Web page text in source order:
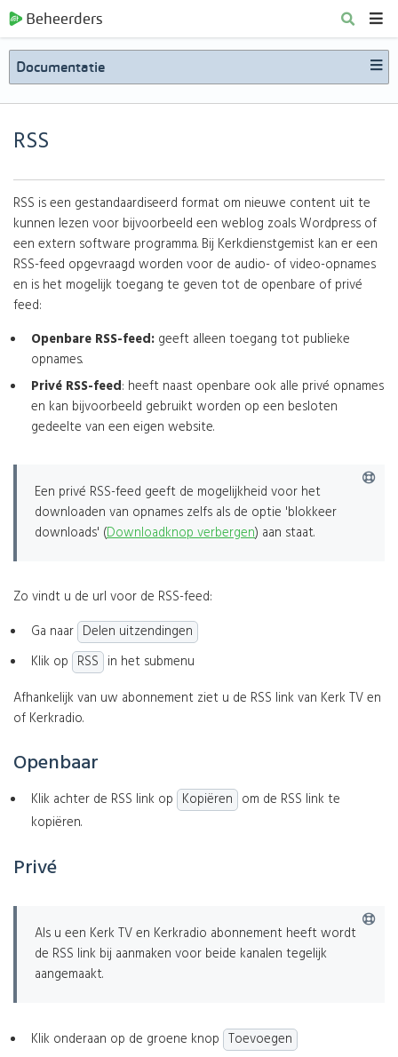
Beheerders
Documentatie
RSS
RSS is een gestandaardiseerd format om nieuwe content uit te
kunnen lezen voor bijvoorbeeld een weblog zoals Wordpress of
een extern software programma. Bij Kerkdienstgemist kan er een
RSS-feed opgevraagd worden voor de audio- of video-opnames
en is het mogelijk toegang te geven tot de openbare of privé
feed:
Openbare RSS-feed: geeft alleen toegang tot publieke
opnames.
Privé RSS-feed: heeft naast openbare ook alle privé opnames
en kan bijvoorbeeld gebruikt worden op een besloten
gedeelte van een eigen website.
Een privé RSS-feed geeft de mogelijkheid voor het
downloaden van opnames zelfs als de optie 'blokkeer
downloads' (Downloadknop verbergen) aan staat.
Zo vindt u de url voor de RSS-feed:
Ga naar Delen uitzendingen
Klik op RSS in het submenu
Afhankelijk van uw abonnement ziet u de RSS link van Kerk TV en
of Kerkradio.
Openbaar
Klik achter de RSS link op Kopiëren om de RSS link te
kopiëren.
Privé
Als u een Kerk TV en Kerkradio abonnement heeft wordt
de RSS link bij aanmaken voor beide kanalen tegelijk
aangemaakt.
Klik onderaan op de groene knop Toevoegen